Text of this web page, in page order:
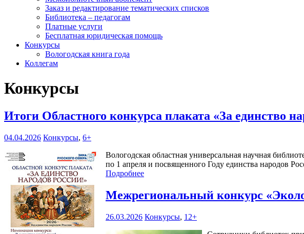
Заказ и редактирование тематических списков
Библиотека – педагогам
Платные услуги
Бесплатная юридическая помощь
Конкурсы
Вологодская книга года
Коллегам
Конкурсы
Итоги Областного конкурса плаката «За единство
04.04.2026 Конкурсы, 6+
Вологодская областная универсальная научная
по 1 апреля и посвященного Году единства народов
Подробнее
Межрегиональный конкурс
26.03.2026 Конкурсы, 12+